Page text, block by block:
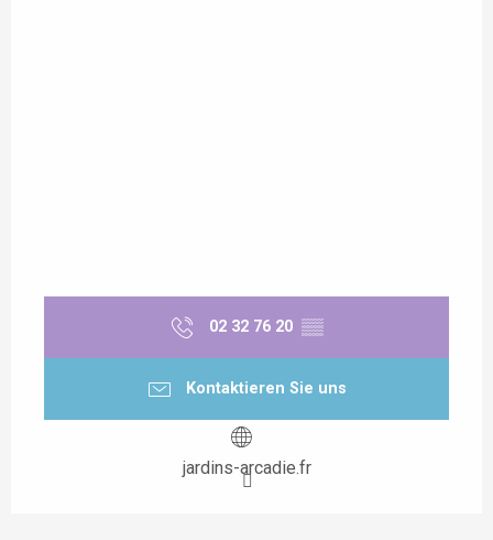
02 32 76 20 ▒▒
Kontaktieren Sie uns
jardins-arcadie.fr